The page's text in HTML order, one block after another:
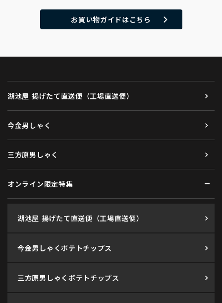
お買い物ガイドはこちら
湖池屋 揚げたて直送便（工場直送便）
今金男しゃく
三方原男しゃく
オンライン限定特集
湖池屋 揚げたて直送便（工場直送便）
今金男しゃくポテトチップス
三方原男しゃくポテトチップス